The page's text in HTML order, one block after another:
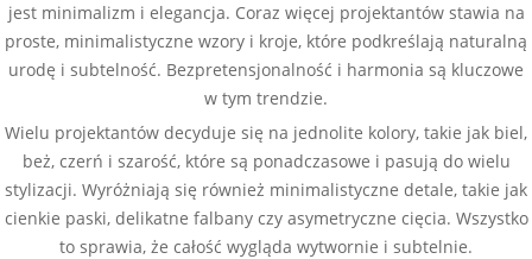
jest minimalizm i elegancja. Coraz więcej projektantów stawia na
proste, minimalistyczne wzory i kroje, które podkreślają naturalną
urodę i subtelność. Bezpretensjonalność i harmonia są kluczowe
w tym trendzie.
Wielu projektantów decyduje się na jednolite kolory, takie jak biel,
beż, czerń i szarość, które są ponadczasowe i pasują do wielu
stylizacji. Wyróżniają się również minimalistyczne detale, takie jak
cienkie paski, delikatne falbany czy asymetryczne cięcia. Wszystko
to sprawia, że całość wygląda wytwornie i subtelnie.